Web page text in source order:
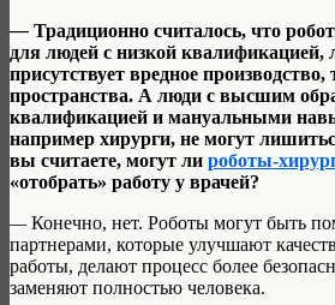
— Традиционно считалось, что
для людей с низкой квалификацией,
присутствует вредное
пространства. А люди с высшим
квалификацией и мануальными
например хирурги, не могут
вы считаете, могут ли роботы-
«отобрать» работу у врачей?
—Конечно, нет. Роботы могут быть
партнерами, которые улучшают
работы, делают процесс более
заменяют полностью человека.